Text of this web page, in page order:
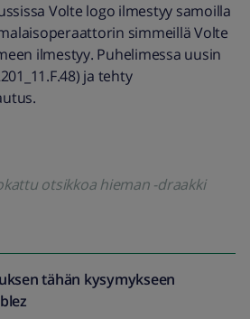
Volte logo ilmestyy samoilla
simmeillä Volte
ilmestyy. Puhelimessa uusin
ja tehty
otsikkoa hieman -draakki
tähän kysymykseen